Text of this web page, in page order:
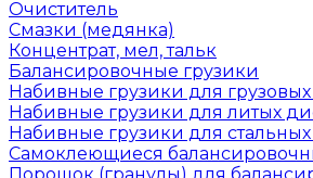
Очиститель
Смазки (медянка)
Концентрат, мел, тальк
Балансировочные грузики
Набивные грузики для
Набивные грузики для литых
Набивные грузики для
Самоклеющиеся